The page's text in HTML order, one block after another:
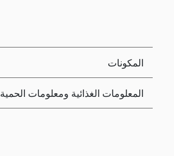
المكونات
المعلومات الغذائية ومعلومات الحمية